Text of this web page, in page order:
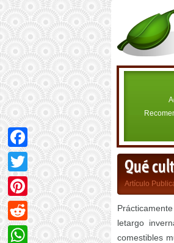
Qué
Artículo
letargo
comestibles
Facebook
Twitter
Pinterest
Reddit